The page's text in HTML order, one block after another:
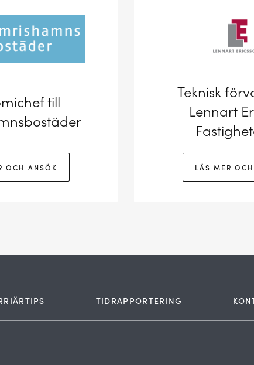
till
OCH ANSÖK
Teknisk
Lennart
LÄS MER
TIDRAPPORTERING